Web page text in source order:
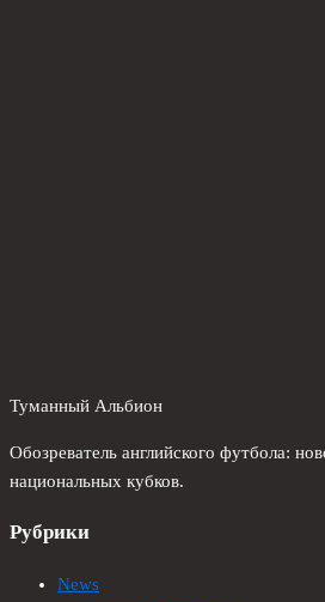
Туманный Альбион
Обозреватель английского футбола:
национальных кубков.
Рубрики
News